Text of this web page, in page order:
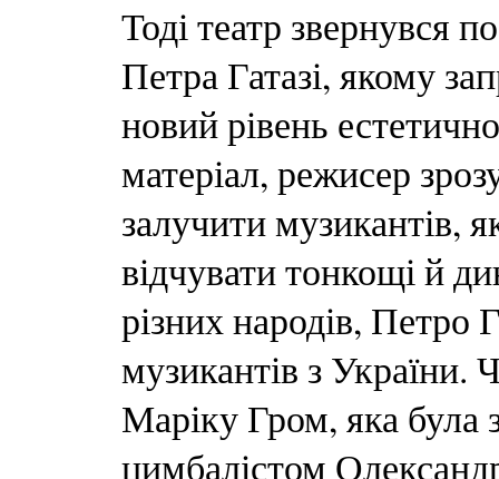
Тоді театр звернувся
Петра Гатазі, якому
новий рівень
матеріал, режисер
залучити музикантів,
відчувати тонкощі й
різних народів, Петро
музикантів з України.
Маріку Гром, яка була
цимбалістом